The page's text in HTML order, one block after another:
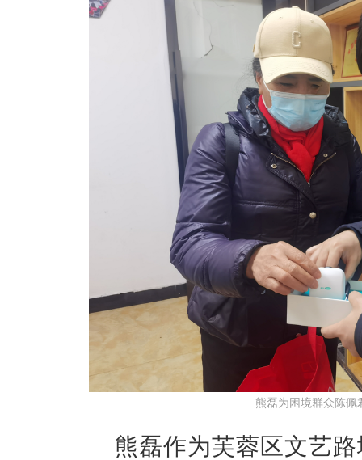
熊磊为困境群众陈佩
熊磊作为芙蓉区文艺